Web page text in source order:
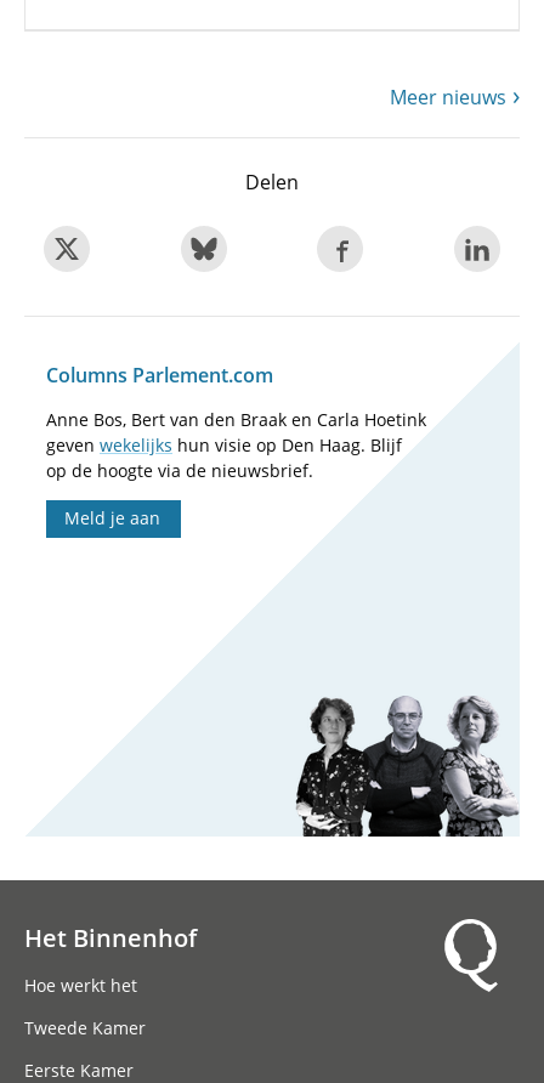
Meer nieuws
Delen
Columns Parlement.com
Anne Bos, Bert van den Braak en Carla Hoetink
geven wekelijks hun visie op Den Haag. Blijf
op de hoogte via de nieuwsbrief.
Meld je aan
Het Binnenhof
Hoe werkt het
Tweede Kamer
Eerste Kamer